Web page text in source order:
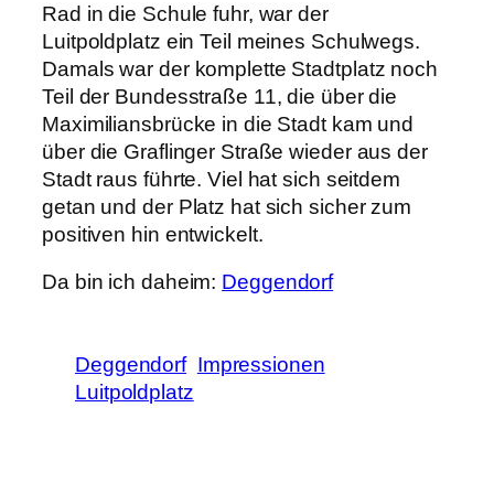
Rad in die Schule fuhr, war der
Luitpoldplatz ein Teil meines Schulwegs.
Damals war der komplette Stadtplatz noch
Teil der Bundesstraße 11, die über die
Maximiliansbrücke in die Stadt kam und
über die Graflinger Straße wieder aus der
Stadt raus führte. Viel hat sich seitdem
getan und der Platz hat sich sicher zum
positiven hin entwickelt.
Da bin ich daheim: Deggendorf
Deggendorf Impressionen
Luitpoldplatz